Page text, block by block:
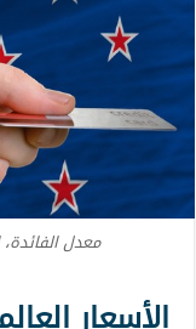
معدل الفائدة،